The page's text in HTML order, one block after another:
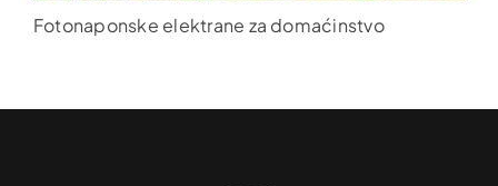
Fotonaponske elektrane za domaćinstvo